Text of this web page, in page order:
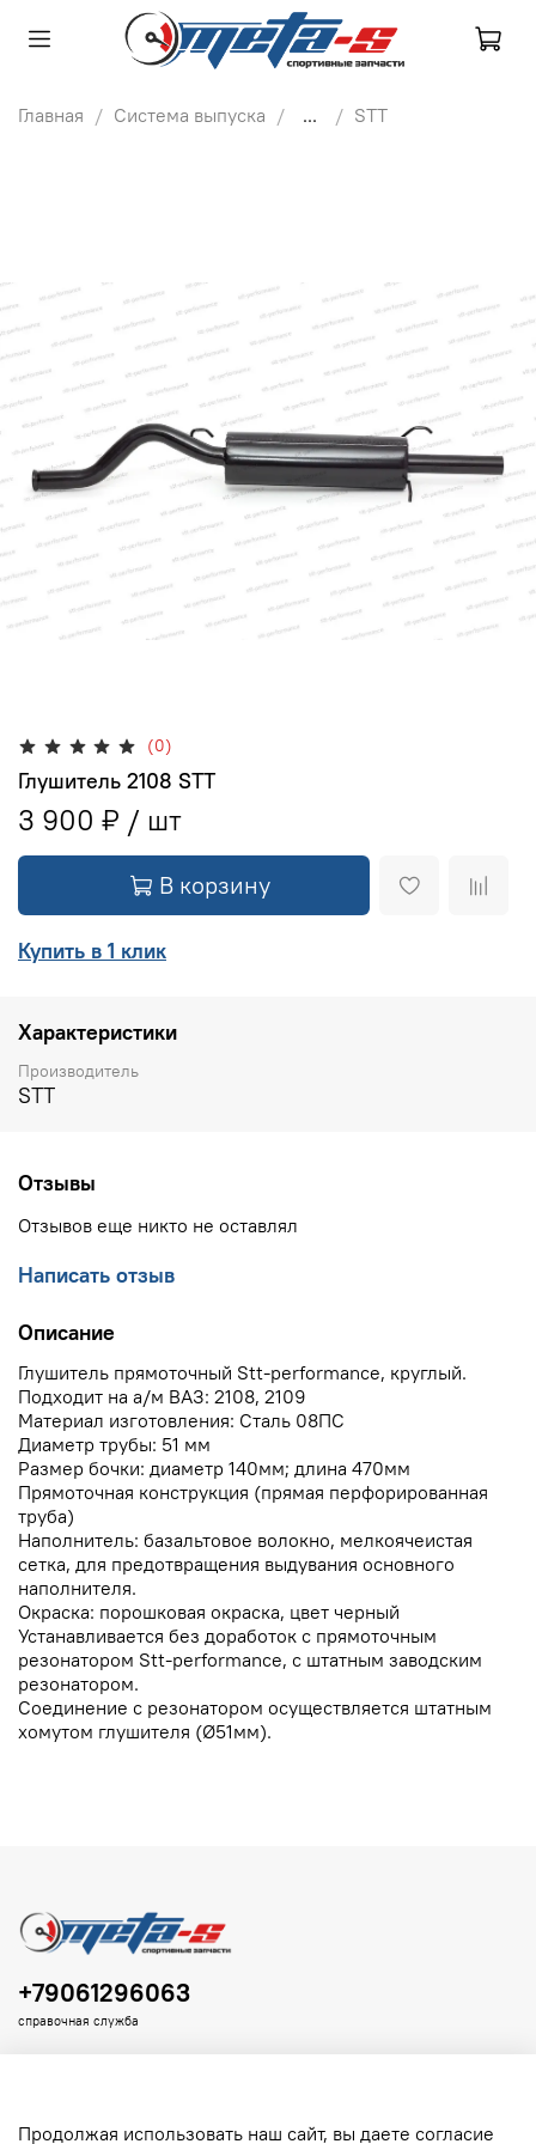
Главная Система выпуска ... STT
(0)
Глушитель 2108 STT
3 900 ₽
В корзину
Купить в 1 клик
Характеристики
Производитель
STT
Отзывы
Отзывов еще никто не оставлял
Написать отзыв
Описание
Глушитель прямоточный Stt-performance, круглый.
Подходит на а/м ВАЗ: 2108, 2109
Материал изготовления: Сталь 08ПС
Диаметр трубы: 51 мм
Размер бочки: диаметр 140мм; длина 470мм
Прямоточная конструкция (прямая перфорированная
труба)
Наполнитель: базальтовое волокно, мелкоячеистая
сетка, для предотвращения выдувания основного
наполнителя.
Окраска: порошковая окраска, цвет черный
Устанавливается без доработок с прямоточным
резонатором Stt-performance, с штатным заводским
резонатором.
Соединение с резонатором осуществляется штатным
хомутом глушителя (Ø51мм).
+79061296063
справочная служба
Продолжая использовать наш сайт, вы даете согласие